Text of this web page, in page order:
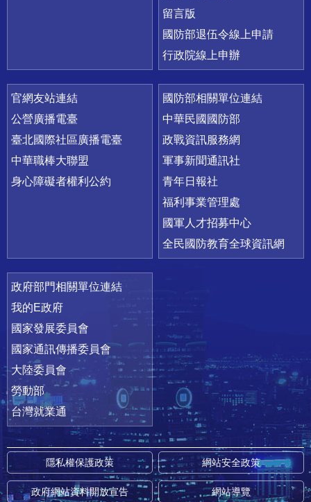
留言版
國防部退伍令線上申請
行政院線上申辦
官網友站連結
公營廣播電臺
臺北國際社區廣播電臺
中華職棒大聯盟
身心障礙者權利公約
國防部相關單位連結
中華民國國防部
政戰資訊服務網
軍事新聞通訊社
青年日報社
福利事業管理處
國軍人才招募中心
全民國防教育全球資訊網
政府部門相關單位連結
我的E政府
國家發展委員會
國家通訊傳播委員會
大陸委員會
勞動部
台灣就業通
隱私權保護政策 網站安全政策
政府網站資料開放宣告 網站導覽